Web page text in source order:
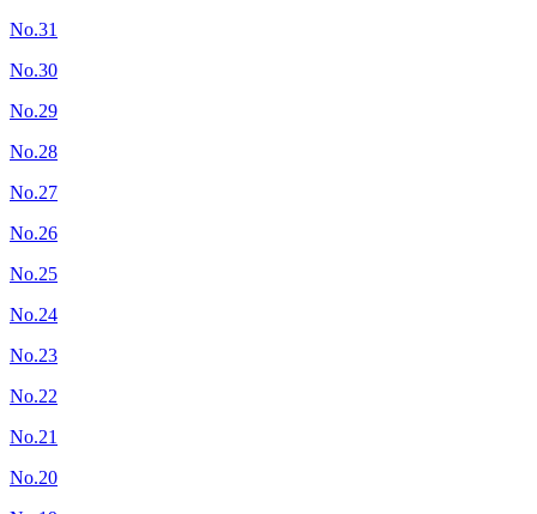
No.31
No.30
No.29
No.28
No.27
No.26
No.25
No.24
No.23
No.22
No.21
No.20